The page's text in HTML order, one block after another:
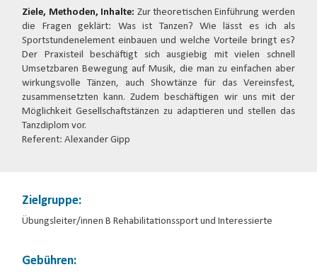
Ziele, Methoden, Inhalte: Zur theoretischen Einführung werden
die Fragen geklärt: Was ist Tanzen? Wie lässt es ich als
Sportstundenelement einbauen und welche Vorteile bringt es?
Der Praxisteil beschäftigt sich ausgiebig mit vielen schnell
Umsetzbaren Bewegung auf Musik, die man zu einfachen aber
wirkungsvolle Tänzen, auch Showtänze für das Vereinsfest,
zusammensetzten kann. Zudem beschäftigen wir uns mit der
Möglichkeit Gesellschaftstänzen zu adaptieren und stellen das
Tanzdiplom vor.
Referent: Alexander Gipp
Zielgruppe:
Übungsleiter/innen B Rehabilitationssport und Interessierte
Gebühren: